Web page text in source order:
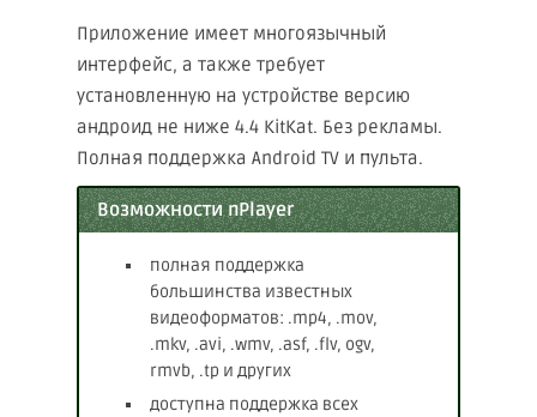
Приложение имеет многоязычный
интерфейс, а также требует
установленную на устройстве версию
андроид не ниже 4.4 KitKat. Без рекламы.
Полная поддержка Android TV и пульта.
Возможности nPlayer
полная поддержка
большинства известных
видеоформатов: .mp4, .mov,
.mkv, .avi, .wmv, .asf, .flv, ogv,
rmvb, .tp и других
доступна поддержка всех